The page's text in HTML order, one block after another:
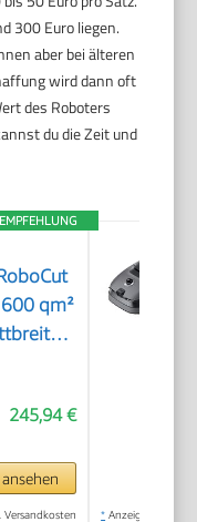
300 Euro liegen.
aber bei älteren
wird dann oft
des Roboters
du die Zeit und
EMPFEHLUNG
qm²
|
| WiFi &
|
| mit
245,94 €
Versandkosten * Anzeige